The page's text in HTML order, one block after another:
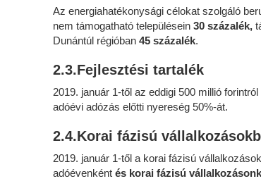
Az energiahatékonysági célokat szolgáló
nem támogatható településein 30 százalék,
Dunántúl régióban 45 százalék.
2.3.Fejlesztési tartalék
2019. január 1-től az eddigi 500 millió
adóévi adózás előtti nyereség 50%-át.
2.4.Korai fázisú
2019. január 1-től a korai fázisú
adóévenként és korai fázisú